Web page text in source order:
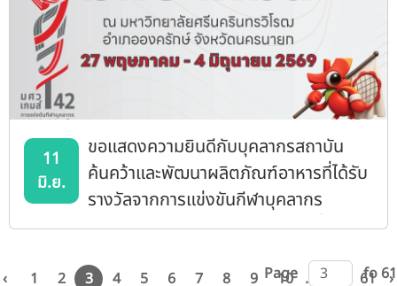
11
มิ.ย.
ขอแสดงความยินดีกับบุคลากรสถาบัน
ค้นคว้าและพัฒนาผลิตภัณฑ์อาหารที่ได้รับ
รางวัลจากการแข่งขันกีฬาบุคลากร
มหาวิทยาลัยแห่งประเทศไทยครั้งที่ 42
‹ 1 2 3 4 5 6 7 8 9 10 ... 61 ›
Page fo 61